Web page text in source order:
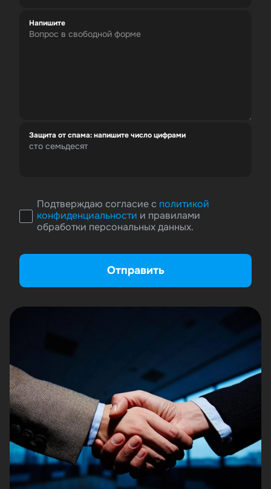
Напишите
Защита от спама: напишите число цифрами
сто семьдесят
Подтверждаю согласие с политикой
конфиденциальности и правилами
обработки персональных данных.